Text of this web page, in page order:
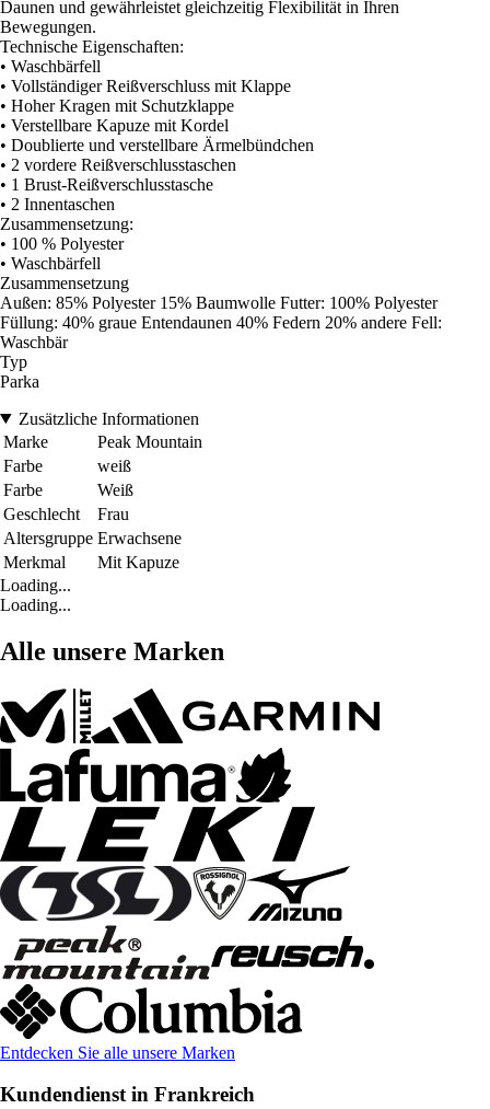
Daunen und gewährleistet gleichzeitig Flexibilität in Ihren
Bewegungen.
Technische Eigenschaften:
• Waschbärfell
• Vollständiger Reißverschluss mit Klappe
• Hoher Kragen mit Schutzklappe
• Verstellbare Kapuze mit Kordel
• Doublierte und verstellbare Ärmelbündchen
• 2 vordere Reißverschlusstaschen
• 1 Brust-Reißverschlusstasche
• 2 Innentaschen
Zusammensetzung:
• 100 % Polyester
• Waschbärfell
Zusammensetzung
Außen: 85% Polyester 15% Baumwolle Futter: 100% Polyester
Füllung: 40% graue Entendaunen 40% Federn 20% andere Fell:
Waschbär
Typ
Parka
Zusätzliche Informationen
Marke
Peak Mountain
Farbe
weiß
Farbe
Weiß
Geschlecht
Frau
Altersgruppe Erwachsene
Merkmal
Mit Kapuze
Loading...
Loading...
Alle unsere Marken
Entdecken Sie alle unsere Marken
Kundendienst in Frankreich